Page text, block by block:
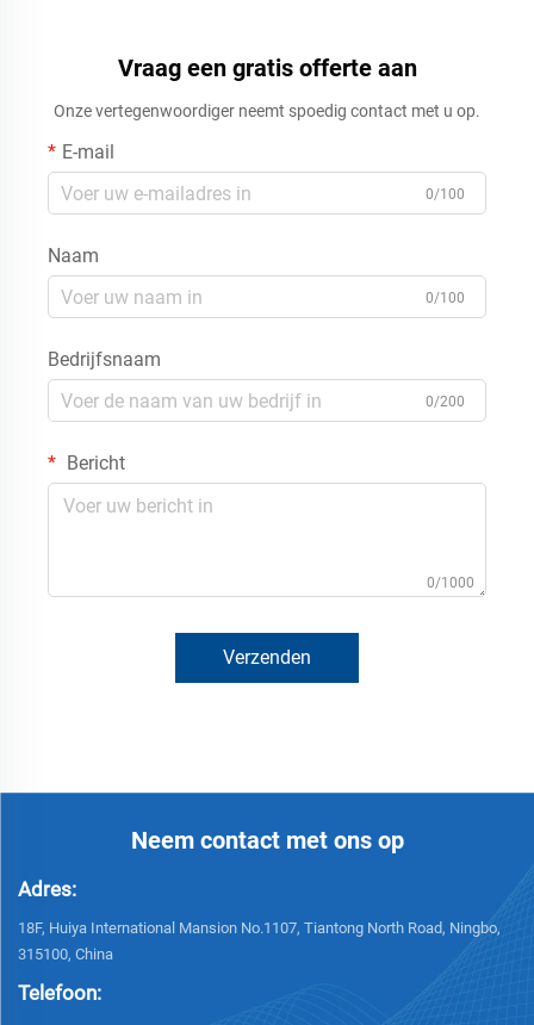
Vraag een gratis offerte aan
Onze vertegenwoordiger neemt spoedig contact met u op.
E-mail
0/100
Naam
0/100
Bedrijfsnaam
0/200
Bericht
0/1000
Verzenden
Neem contact met ons op
Adres:
18F, Huiya International Mansion No.1107, Tiantong North Road, Ningbo,
315100, China
Telefoon: